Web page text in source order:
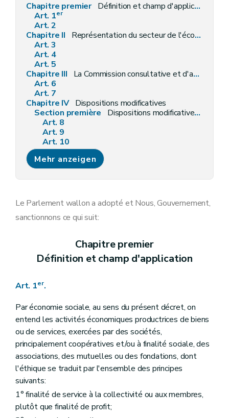
Chapitre premier Définition et champ d'application
Art. 1er
Art. 2
Chapitre II
Représentation du secteur de l'économie sociale et reconnaissance des entreprises d'économie sociale
Art. 3
Art. 4
Art. 5
Chapitre III
La Commission consultative et d'agrément des entreprises d'économie sociale
Art. 6
Art. 7
Chapitre IV Dispositions modificatives
Section première
Dispositions modificatives du décret du 18 décembre 2003 relatif aux conditions auxquelles les entreprises d'insertion sont agréées et subventionnées
Art. 8
Art. 9
Art. 10
Art. 11
Section 2 Dispositions modificatives du décret du 27 mai 2004 relatif aux agences-conseils en économie sociale
Art. 12
Art. 15
Art. 17
Art. 21
Art. 23
Art. 25
Art. 26
Section 4
Dispositions modificatives du décret du 6 novembre 2008 portant rationalisation de la fonction consultative
Art. 27
Art. 28
Mehr anzeigen
Le Parlement wallon a adopté et Nous, Gouvernement,
sanctionnons ce qui suit:
Chapitre premier
Définition et champ d'application
Art. 1er.
Par économie sociale, au sens du présent décret, on
entend les activités économiques productrices de biens
ou de services, exercées par des sociétés,
principalement coopératives et/ou à finalité sociale, des
associations, des mutuelles ou des fondations, dont
l'éthique se traduit par l'ensemble des principes
suivants:
1° finalité de service à la collectivité ou aux membres,
plutôt que finalité de profit;